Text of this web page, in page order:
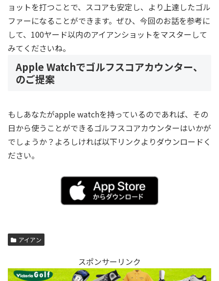
ョットを打つことで、スコアも安定し、より上達したゴル
ファーになることができます。ぜひ、今回のお話を参考に
して、100ヤード以内のアイアンショットをマスターして
みてくださいね。
Apple Watchでゴルフスコアカウンター、
のご提案
もしあなたがapple watchを持っているのであれば、その
日から使うことができるゴルフスコアカウンターはいかが
でしょうか？よろしければ以下リンクよりダウンロードく
ださい。
アイアン
スポンサーリンク